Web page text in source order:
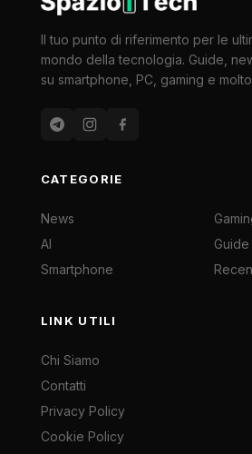
Il tuo punto di riferimento per le
mondo della tecnologia. Guide,
su smartphone, PC, gaming e
CATEGORIE
News
AI
Smartphone
Guide
LINK UTILI
Chi Siamo
Contatti
Privacy Policy
Cookie Policy